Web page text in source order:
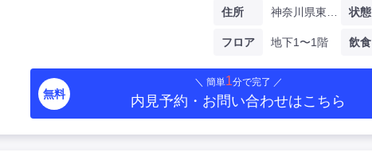
住所
フロア 地下1〜1階
状態
飲食
無料
＼ 簡単1分で完了 ／
内見予約・お問い合わせはこちら